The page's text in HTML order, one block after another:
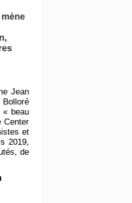
Jean
Bolloré
« beau
Center
et
2019,
de